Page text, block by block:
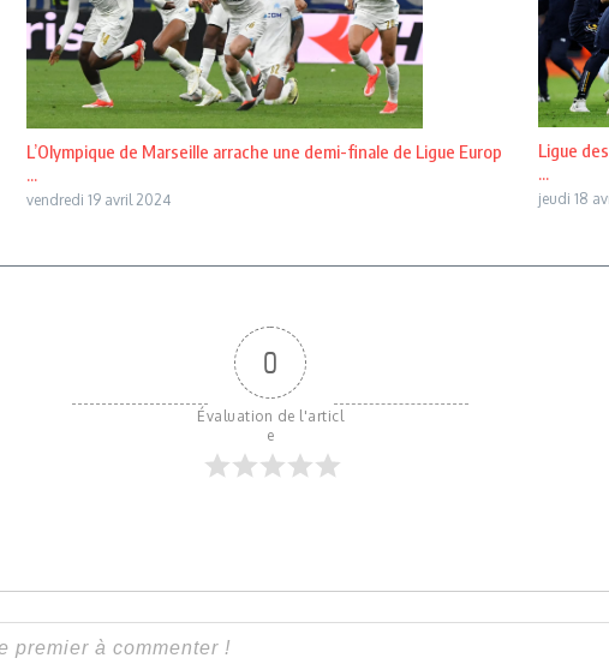
L’Olympique de Marseille arrache une demi-finale de Ligue Europ
...
vendredi 19 avril 2024
Ligue
...
jeudi 18
0
Évaluation de l'articl
e